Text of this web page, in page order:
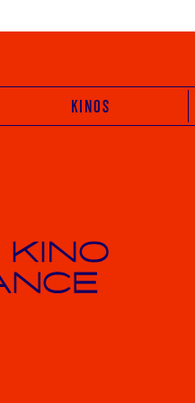
KINOS
France in Wien